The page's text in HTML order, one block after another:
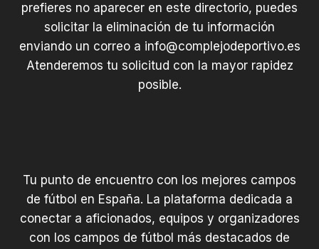
prefieres no aparecer en este directorio, puedes
solicitar la eliminación de tu información
enviando un correo a info@complejodeportivo.es
Atenderemos tu solicitud con la mayor rapidez
posible.
Tu punto de encuentro con los mejores campos
de fútbol en España. La plataforma dedicada a
conectar a aficionados, equipos y organizadores
con los campos de fútbol más destacados de